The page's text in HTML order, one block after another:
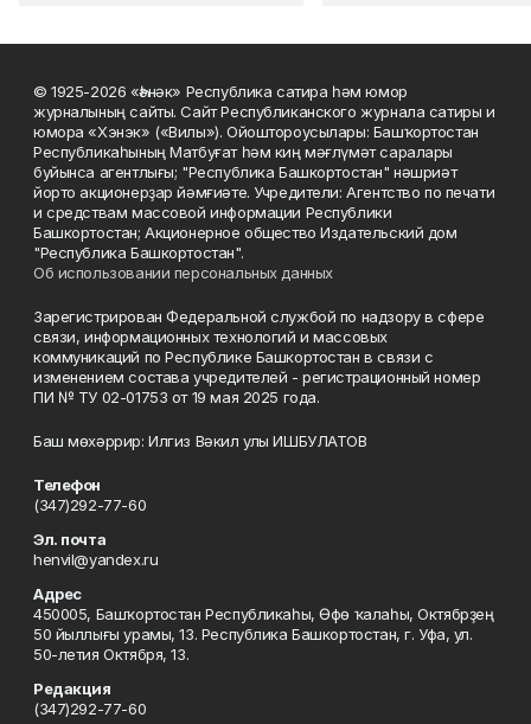
© 1925-2026 «Һәнәк» Республика сатира һәм юмор
журналының сайты. Сайт Республиканского журнала сатиры и
юмора «Хэнэк» («Вилы»). Ойоштороусылары: Башҡортостан
Республикаһының Матбуғат һәм киң мәғлүмәт саралары
буйынса агентлығы; "Республика Башкортостан" нәшриәт
йорто акционерҙар йәмғиәте. Учредители: Агентство по печати
и средствам массовой информации Республики
Башкортостан; Акционерное общество Издательский дом
"Республика Башкортостан".
Об использовании персональных данных
Зарегистрирован Федеральной службой по надзору в сфере
связи, информационных технологий и массовых
коммуникаций по Республике Башкортостан в связи с
изменением состава учредителей - регистрационный номер
ПИ № ТУ 02-01753 от 19 мая 2025 года.
Баш мөхәррир: Илгиз Вәкил улы ИШБУЛАТОВ
Телефон
(347)292-77-60
Эл. почта
henvil@yandex.ru
Адрес
450005, Башҡортостан Республикаһы, Өфө ҡалаһы, Октябрҙең
50 йыллығы урамы, 13. Республика Башкортостан, г. Уфа, ул.
50-летия Октября, 13.
Редакция
(347)292-77-60